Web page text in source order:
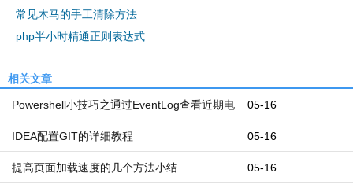
常见木马的手工清除方法
php半小时精通正则表达式
相关文章
05-16
Powershell小技巧之通过EventLog查看近期电
脑开机和关机时间 05-16
IDEA配置GIT的详细教程
05-16
提高页面加载速度的几个方法小结